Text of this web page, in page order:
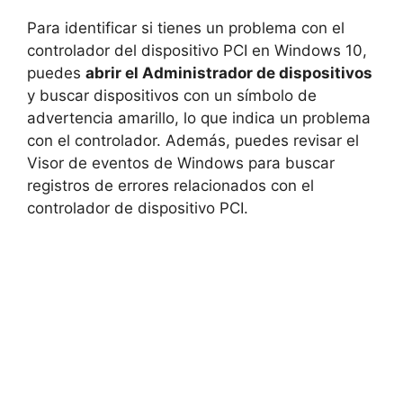
Para identificar si⁤ tienes un problema con el
controlador ⁣del dispositivo PCI ‍en Windows 10,
puedes abrir ‌el Administrador​ de dispositivos
y buscar dispositivos con un símbolo de
advertencia amarillo, lo que indica un problema
con el controlador. Además,⁣ puedes revisar el
Visor de eventos de Windows para ⁢buscar​
registros de errores relacionados ⁢con el
controlador de dispositivo​ PCI.